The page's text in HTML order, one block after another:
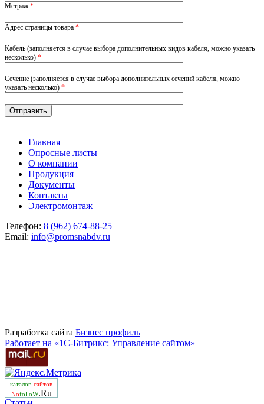
Метраж*
Адрес страницы товара *
Кабель (заполняется в случае выбора дополнительных видов кабеля, можно указать
несколько) *
Сечение (заполняется в случае выбора дополнительных сечений кабеля, можно
указать несколько) *
Главная
Опросные листы
О компании
Продукция
Документы
Контакты
Электромонтаж
Телефон: 8 (962) 674-88-25
Email: info@promsnabdv.ru
Разработка сайта Бизнеc профиль
Работает на «1С-Битрикс: Управление сайтом»
каталог сайтов
NofolloW.Ru